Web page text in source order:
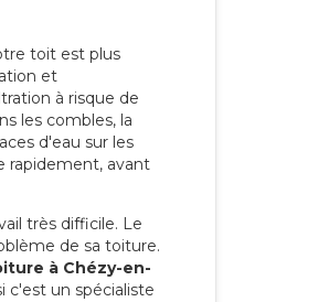
toit est plus
et
à risque de
les combles, la
d'eau sur les
rapidement, avant
très difficile. Le
de sa toiture.
à Chézy-en-
c'est un spécialiste